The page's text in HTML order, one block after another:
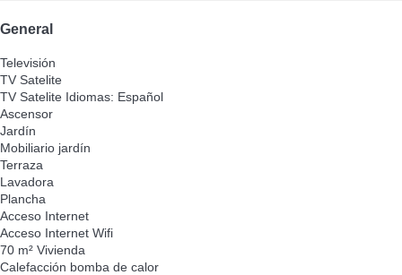
General
Televisión
TV Satelite
TV Satelite Idiomas: Español
Ascensor
Jardín
Mobiliario jardín
Terraza
Lavadora
Plancha
Acceso Internet
Acceso Internet Wifi
70 m² Vivienda
Calefacción bomba de calor